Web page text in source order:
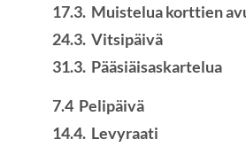
17.3. Muistelua korttien
24.3. Vitsipäivä
31.3. Pääsiäisaskartelua
7.4 Pelipäivä
14.4. Levyraati